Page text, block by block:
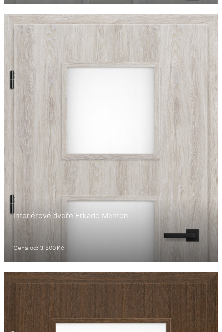
Interiérové dveře Erkado Menton
Cena od: 3 500 Kč